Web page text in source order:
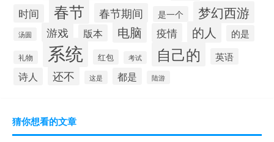
时间 春节 春节期间 是一个 梦幻西游
汤圆 游戏 版本 电脑 疫情 的人 的是
礼物 系统 红包 考试 自己的 英语
诗人 还不 这是 都是 陆游
猜你想看的文章